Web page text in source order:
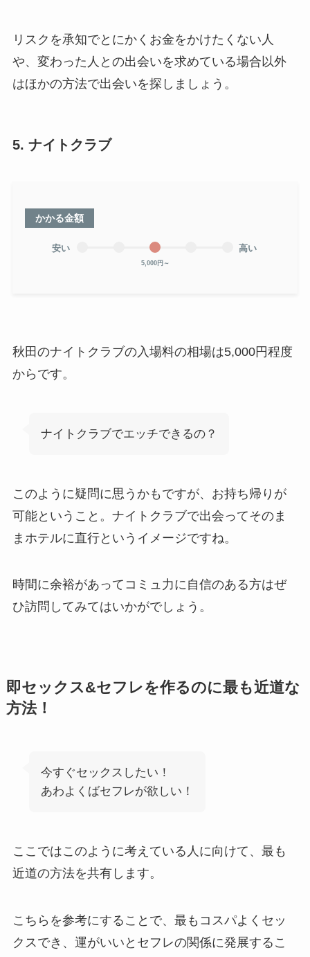
リスクを承知でとにかくお金をかけたくない人
や、変わった人との出会いを求めている場合以外
はほかの方法で出会いを探しましょう。
5. ナイトクラブ
かかる金額
安い
5,000円～
高い
秋田のナイトクラブの入場料の相場は5,000円程度
からです。
ナイトクラブでエッチできるの？
このように疑問に思うかもですが、お持ち帰りが
可能ということ。ナイトクラブで出会ってそのま
まホテルに直行というイメージですね。
時間に余裕があってコミュ力に自信のある方はぜ
ひ訪問してみてはいかがでしょう。
即セックス&セフレを作るのに最も近道な
方法！
今すぐセックスしたい！
あわよくばセフレが欲しい！
ここではこのように考えている人に向けて、最も
近道の方法を共有します。
こちらを参考にすることで、最もコスパよくセッ
クスでき、運がいいとセフレの関係に発展するこ